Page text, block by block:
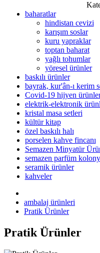
baharatlar
hindistan cevizi
karışım soslar
kuru yapraklar
toptan baharat
yağlı tohumlar
yöresel ürünler
baskılı ürünler
bayrak, kur'ân-ı kerim
Covid-19 hijyen
elektrik-elektronik
kristal masa setleri
kültür kitap
özel baskılı halı
porselen kahve fincanı
Semazen Minyatür
semazen parfüm
seramik ürünler
kahveler
ambalaj ürünleri
Pratik Ürünler
Pratik Ürünler